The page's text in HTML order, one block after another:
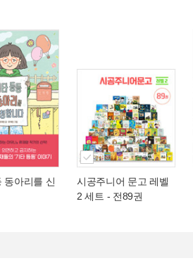
동아리를 신
시공주니어 문고 레벨
2 세트 - 전89권